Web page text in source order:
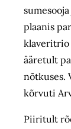
plaanis
klaveritrio
ääretult
nõtkuses.
kõrvuti
Piiritult